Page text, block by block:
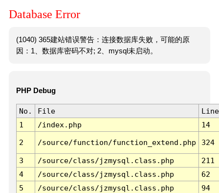
Database Error
(1040) 365建站错误警告：连接数据库失败，可能的原
因：1、数据库密码不对; 2、mysql未启动。
PHP Debug
No. File
Line
1
/index.php 14
2 /source/function/function_extend.php 324
3 /source/class/jzmysql.class.php
211
4
/source/class/jzmysql.class.php
62
5
/source/class/jzmysql.class.php
94